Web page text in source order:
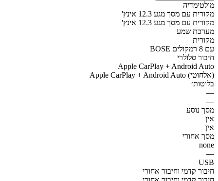
מולטימדיה
מקורית עם מסך מגע 12.3 אינץ'
מקורית עם מסך מגע 12.3 אינץ'
מערכת שמע
מקורית
BOSE עם 8 רמקולים
חיבור סלולרי
Apple CarPlay + Android Auto
Apple CarPlay + Android Auto (אלחוטי)
בלוטות׳
—
—
מסך נוסע
אין
אין
מסך אחורי
none
—
USB
חיבור קדמי וחיבור אחורי